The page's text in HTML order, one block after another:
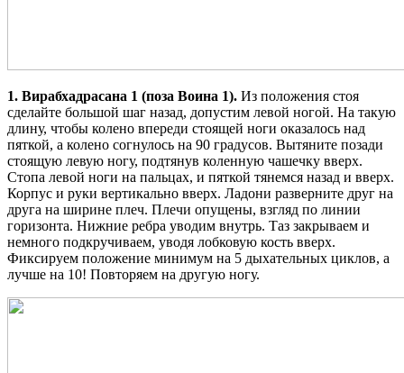
1. Вирабхадрасана 1 (поза Воина 1). Из положения стоя
сделайте большой шаг назад, допустим левой ногой. На такую
длину, чтобы колено впереди стоящей ноги оказалось над
пяткой, а колено согнулось на 90 градусов. Вытяните позади
стоящую левую ногу, подтянув коленную чашечку вверх.
Стопа левой ноги на пальцах, и пяткой тянемся назад и вверх.
Корпус и руки вертикально вверх. Ладони разверните друг на
друга на ширине плеч. Плечи опущены, взгляд по линии
горизонта. Нижние ребра уводим внутрь. Таз закрываем и
немного подкручиваем, уводя лобковую кость вверх.
Фиксируем положение минимум на 5 дыхательных циклов, а
лучше на 10! Повторяем на другую ногу.